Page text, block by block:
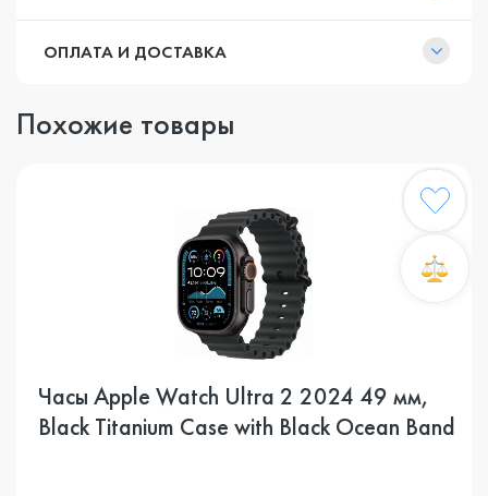
ОПЛАТА И ДОСТАВКА
Похожие товары
Часы Apple Watch Ultra 2 2024 49 мм,
Black Titanium Case with Black Ocean Band